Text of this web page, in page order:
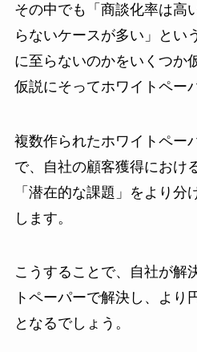
その中でも「商談化率は高
らないケースが多い」とい
に至らないのかをいくつか
仮説にそってホワイトペー
複数作られたホワイトペー
で、自社の顧客獲得におけ
「潜在的な課題」をより分
します。
こうすることで、自社が解
トペーパーで解決し、より
となるでしょう。